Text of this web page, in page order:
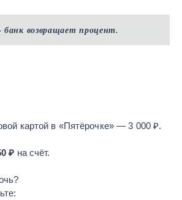
возвращает процент.
картой в «Пятёрочке» — 3 000 ₽.
₽ на счёт.